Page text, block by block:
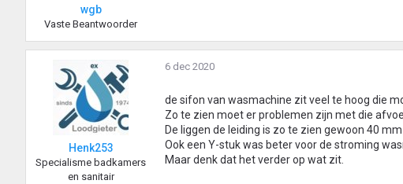
wgb
Vaste Beantwoorder
Henk253
Specialisme badkamers
en sanitair
6 dec 2020
de sifon van wasmachine zit veel te hoog die
Zo te zien moet er problemen zijn met die
De liggen de leiding is zo te zien gewoon 40
Ook een Y-stuk was beter voor de stroming
Maar denk dat het verder op wat zit.